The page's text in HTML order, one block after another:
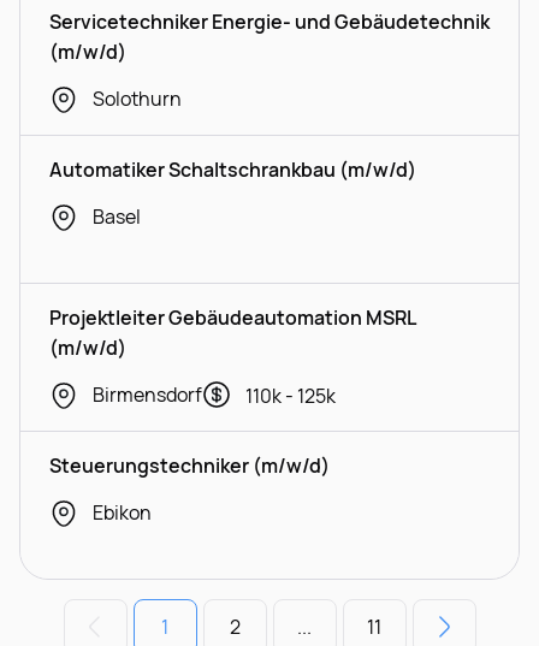
Servicetechniker Energie- und Gebäudetechnik
(m/w/d)
Solothurn
Automatiker Schaltschrankbau (m/w/d)
Basel
Projektleiter Gebäudeautomation MSRL
(m/w/d)
Birmensdorf
110k - 125k
Steuerungstechniker (m/w/d)
Ebikon
1 2 ... 11